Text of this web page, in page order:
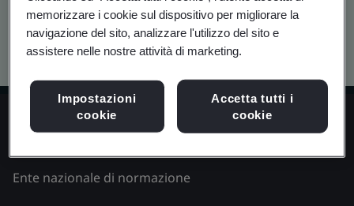
Kitemark advanced search
Ente nazionale di normazione
memorizzare i cookie sul dispositivo per migliorare la
navigazione del sito, analizzare l'utilizzo del sito e
assistere nelle nostre attività di marketing.
Impostazioni
cookie
Accetta tutti i
cookie